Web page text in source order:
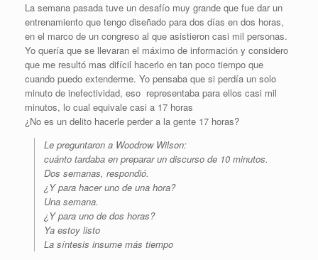
La semana pasada tuve un desafío muy grande que fue dar un
entrenamiento que tengo diseñado para dos días en dos horas,
en el marco de un congreso al que asistieron casi mil personas.
Yo quería que se llevaran el máximo de información y considero
que me resultó mas difícil hacerlo en tan poco tiempo que
cuando puedo extenderme. Yo pensaba que si perdía un solo
minuto de inefectividad, eso representaba para ellos casi mil
minutos, lo cual equivale casi a 17 horas
¿No es un delito hacerle perder a la gente 17 horas?
Le preguntaron a Woodrow Wilson:
cuánto tardaba en preparar un discurso de 10 minutos.
Dos semanas, respondió.
¿Y para hacer uno de una hora?
Una semana.
¿Y para uno de dos horas?
Ya estoy listo
La síntesis insume más tiempo